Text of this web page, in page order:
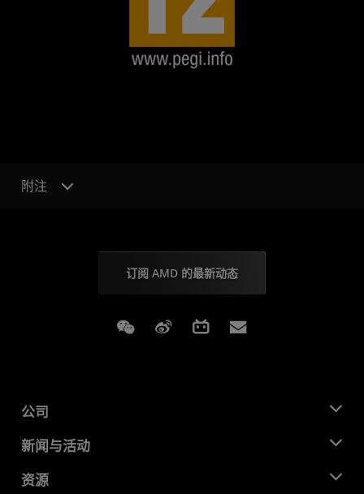
附注
订阅 AMD 的最新动态
Weixin Weibo Bilibili
公司
关于 AMD
企业责任
新闻与活动
新闻中心
资源